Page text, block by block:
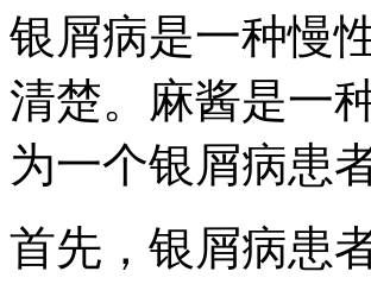
银屑病是一种慢
清楚。麻酱是一
为一个银屑病患
首先，银屑病患